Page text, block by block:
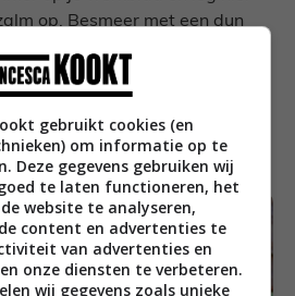
op. Besmeer met een dun
te hard aan, want dan komt
zijkanten. Steek er een
schaal. Herhaal dit voor de
gebruikt cookies (en
om informatie op te
Deze gegevens gebruiken wij
te laten functioneren, het
website te analyseren,
content en advertenties te
van advertenties en
onze diensten te verbeteren.
wij gegevens zoals unieke